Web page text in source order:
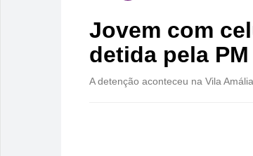
Jovem com
detida pela
A detenção aconteceu na Vila Amália